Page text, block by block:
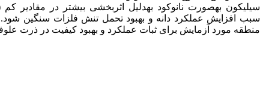
سبب افزایش عملکرد دانه و بهبود تحمل تنش فلزات سنگین شود.
منطقه مورد آزمایش برای ثبات عملکرد و بهبود کیفیت در ذرت